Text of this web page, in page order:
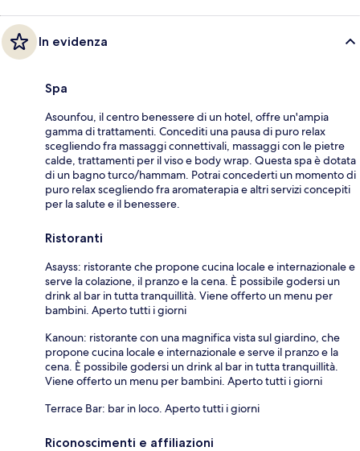
In evidenza
Spa
Asounfou, il centro benessere di un hotel, offre un'ampia
gamma di trattamenti. Concediti una pausa di puro relax
scegliendo fra massaggi connettivali, massaggi con le pietre
calde, trattamenti per il viso e body wrap. Questa spa è dotata
di un bagno turco/hammam. Potrai concederti un momento di
puro relax scegliendo fra aromaterapia e altri servizi concepiti
per la salute e il benessere.
Ristoranti
Asayss: ristorante che propone cucina locale e internazionale e
serve la colazione, il pranzo e la cena. È possibile godersi un
drink al bar in tutta tranquillità. Viene offerto un menu per
bambini. Aperto tutti i giorni
Kanoun: ristorante con una magnifica vista sul giardino, che
propone cucina locale e internazionale e serve il pranzo e la
cena. È possibile godersi un drink al bar in tutta tranquillità.
Viene offerto un menu per bambini. Aperto tutti i giorni
Terrace Bar: bar in loco. Aperto tutti i giorni
Riconoscimenti e affiliazioni